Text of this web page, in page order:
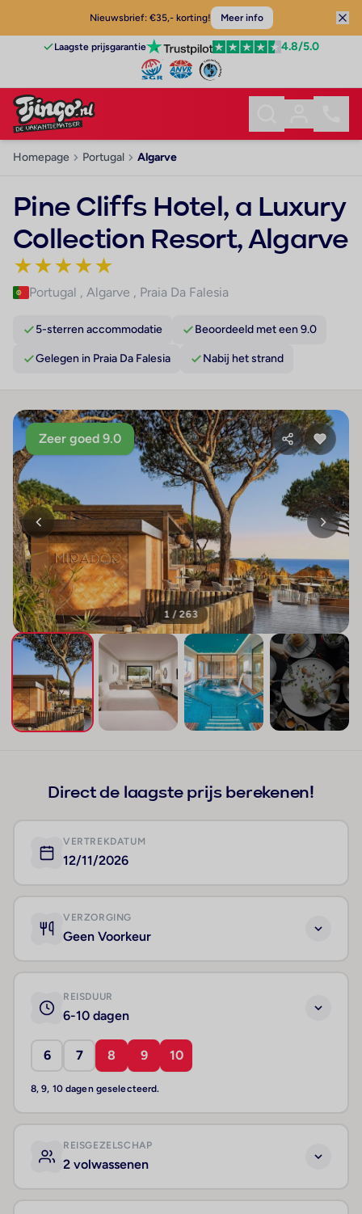
Nieuwsbrief: €35,- korting! Meer info
Laagste prijsgarantie 4.8/5.0
Homepage Portugal Algarve
Pine Cliffs Hotel, a Luxury
Collection Resort, Algarve
★★★★★
Portugal , Algarve , Praia Da Falesia
5-sterren accommodatie Beoordeeld met een 9.0
Gelegen in Praia Da Falesia Nabij het strand
Zeer goed 9.0
1 / 263
Direct de laagste prijs berekenen!
VERTREKDATUM
12/11/2026
VERZORGING
Geen Voorkeur
REISDUUR
6-10 dagen
6 7 8 9 10
8, 9, 10 dagen geselecteerd.
REISGEZELSCHAP
2 volwassenen